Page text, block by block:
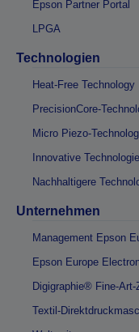
Epson Partner Portal
LPGA
Technologien
Heat-Free Technology
PrecisionCore-
Micro Piezo-
Innovative
Nachhaltigere
Unternehmen
Management Epson
Epson Europe
Digigraphie® Fine-
Textil-